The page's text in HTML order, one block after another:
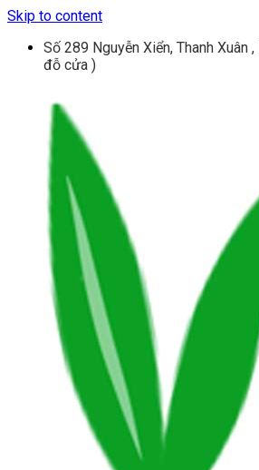
Skip to content
Số 289 Nguyễn Xiển, Thanh Xuân
đỗ cửa )